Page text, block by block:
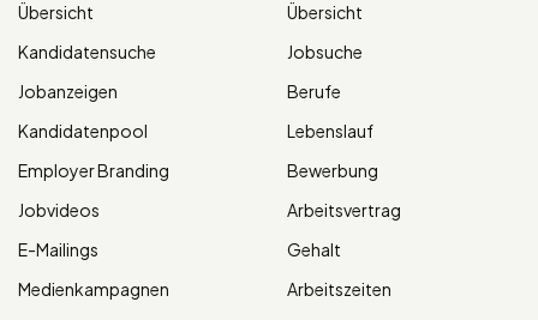
Übersicht
Kandidatensuche
Jobanzeigen
Kandidatenpool
Employer Branding
Jobvideos
E-Mailings
Medienkampagnen
Übersicht
Jobsuche
Berufe
Lebenslauf
Bewerbung
Arbeitsvertrag
Gehalt
Arbeitszeiten